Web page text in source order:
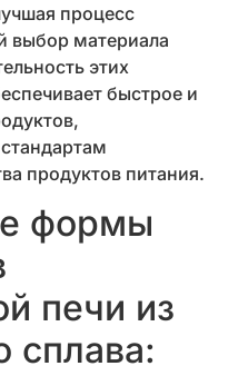
процесс
выбор материала
этих
быстрое и
продуктов питания.
формы
печи из
сплава: